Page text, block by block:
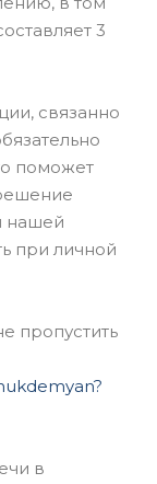
3
связанно
поможет
нашей
при личной
пропустить
в